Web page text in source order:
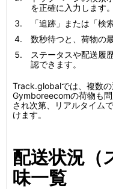
を正確に入力します。
「追跡」または「検
数秒待つと、荷物の
ステータスや配送履
認できます。
Track.globalでは、複数の
Gymboreecomの荷物も
され次第、リアルタイム
けます。
配送状況（
味一覧